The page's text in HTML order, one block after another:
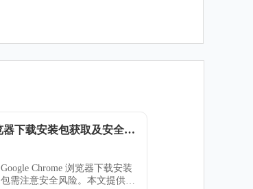
google Chrome浏览器下载安装包获取及安全风险防范措施详述
Google Chrome 浏览器下载安装
包需注意安全风险。本文提供防